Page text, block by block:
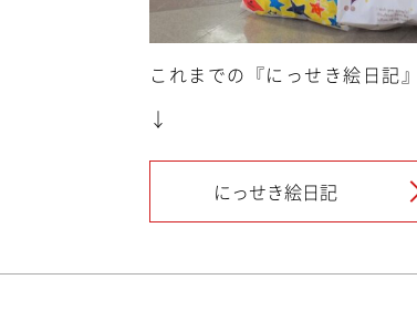
これまでの『にっせき絵日記
↓
にっせき絵日記